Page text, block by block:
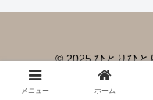
© 2025 ひとりひと
メニュー ホーム